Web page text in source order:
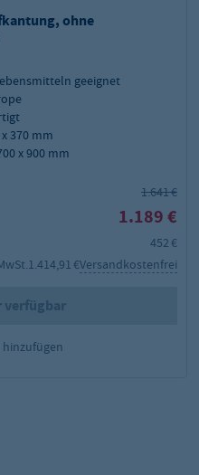
ohne
geeignet
x 370 mm
x 900 mm
1.641 €
1.189 €
452 €
1.414,91 €Versandkostenfrei
verfügbar